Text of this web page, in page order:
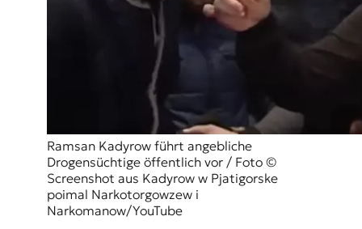
Ramsan Kadyrow führt angebliche
Drogensüchtige öffentlich vor / Foto ©
Screenshot aus Kadyrow w Pjatigorske
poimal Narkotorgowzew i
Narkomanow/YouTube